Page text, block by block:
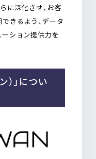
に深化させ、お客
きるよう、データ
ション提供力を
）」につい